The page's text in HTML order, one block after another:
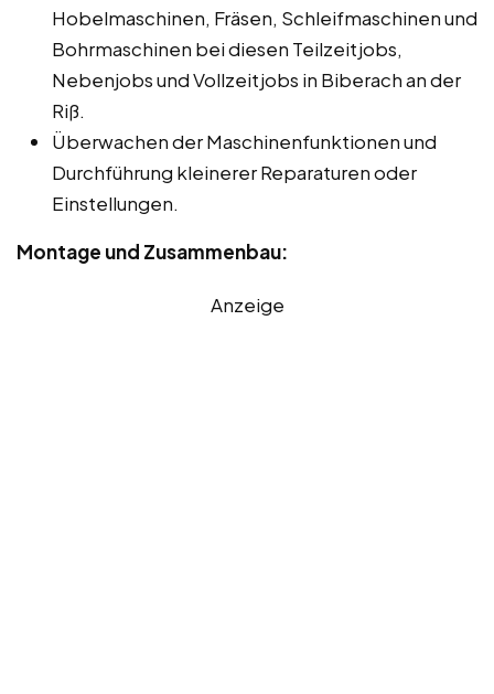
Hobelmaschinen, Fräsen, Schleifmaschinen und
Bohrmaschinen bei diesen Teilzeitjobs,
Nebenjobs und Vollzeitjobs in Biberach an der
Riß.
Überwachen der Maschinenfunktionen und
Durchführung kleinerer Reparaturen oder
Einstellungen.
Montage und Zusammenbau:
Anzeige